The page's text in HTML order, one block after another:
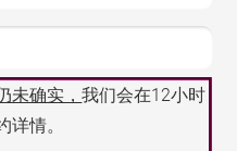
未确实，我们会在12小时
详情。